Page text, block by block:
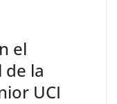
el
la
UCI